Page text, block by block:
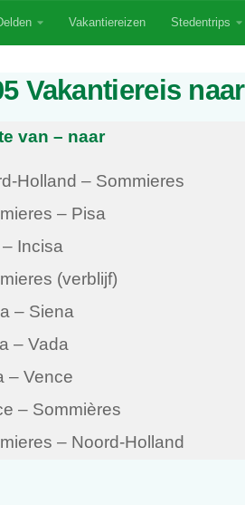
Vakantiereizen Stedentrips
Vakantiereis
van – naar
Holland – Sommieres
– Pisa
Incisa
(verblijf)
– Siena
– Vada
– Vence
– Sommières
– Noord-Holland